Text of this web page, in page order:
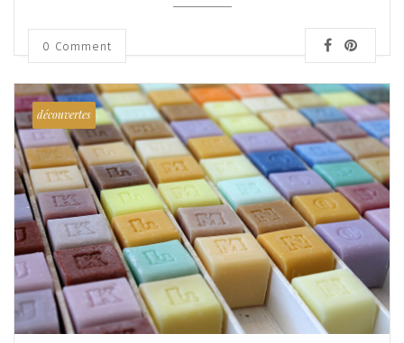
0 Comment
découvertes